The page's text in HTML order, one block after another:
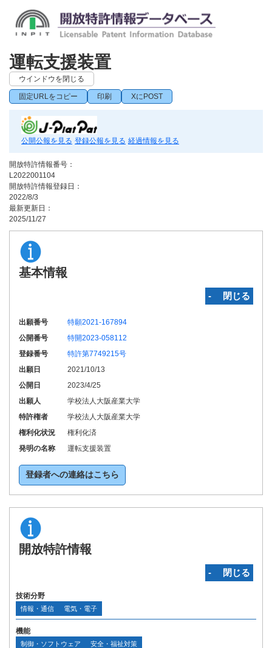
運転支援装置
ウインドウを閉じる
固定URLをコピー 印刷 XにPOST
公開公報を見る 登録公報を見る 経過情報を見る
開放特許情報番号：
L2022001104
開放特許情報登録日：
2022/8/3
最新更新日：
2025/11/27
基本情報
‐ 閉じる
出願番号
特願2021-167894
公開番号
特開2023-058112
登録番号
特許第7749215号
出願日
2021/10/13
公開日
2023/4/25
出願人
学校法人大阪産業大学
特許権者
学校法人大阪産業大学
権利化状況
権利化済
発明の名称
運転支援装置
登録者への連絡はこちら
開放特許情報
‐ 閉じる
技術分野
情報・通信 電気・電子
機能
制御・ソフトウェア 安全・福祉対策